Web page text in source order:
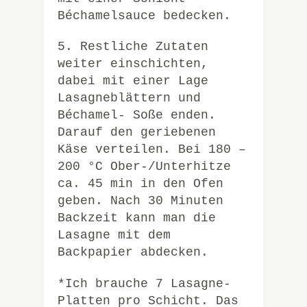
Béchamelsauce bedecken.
5. Restliche Zutaten
weiter einschichten,
dabei mit einer Lage
Lasagneblättern und
Béchamel- Soße enden.
Darauf den geriebenen
Käse verteilen. Bei 180 –
200 °C Ober-/Unterhitze
ca. 45 min in den Ofen
geben. Nach 30 Minuten
Backzeit kann man die
Lasagne mit dem
Backpapier abdecken.
*Ich brauche 7 Lasagne-
Platten pro Schicht. Das